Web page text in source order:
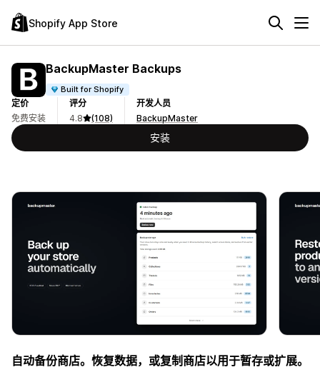
Shopify App Store
BackupMaster Backups
Built for Shopify
定价
免费安装
评分
4.8
(108)
开发人员
BackupMaster
安装
自动备份商店。恢复数据，或复制商店以用于暂存或扩展。